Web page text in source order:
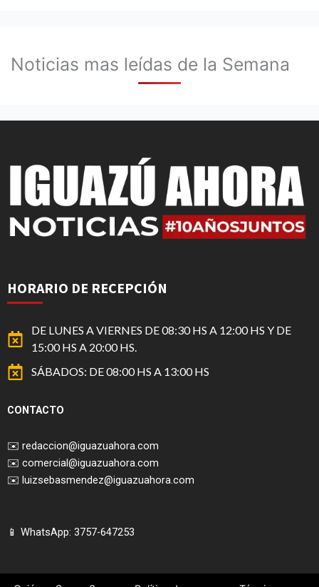
Noticias mas leídas de la Semana
HORARIO DE RECEPCIÓN
DE LUNES A VIERNES DE 08:30 HS A 12:00 HS Y DE
15:00 HS A 20:00 HS.
SÁBADOS: DE 08:00 HS A 13:00 HS
CONTACTO
✉️ redaccion@iguazuahora.com
✉️ comercial@iguazuahora.com
✉️ luizsebasmendez@iguazuahora.com
📱 WhatsApp: 3757-647253